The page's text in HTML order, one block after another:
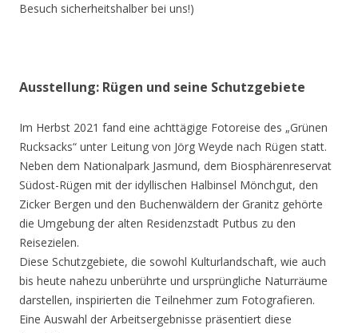
Besuch sicherheitshalber bei uns!)
Ausstellung: Rügen und seine Schutzgebiete
Im Herbst 2021 fand eine achttägige Fotoreise des „Grünen
Rucksacks“ unter Leitung von Jörg Weyde nach Rügen statt.
Neben dem Nationalpark Jasmund, dem Biosphärenreservat
Südost-Rügen mit der idyllischen Halbinsel Mönchgut, den
Zicker Bergen und den Buchenwäldern der Granitz gehörte
die Umgebung der alten Residenzstadt Putbus zu den
Reisezielen.
Diese Schutzgebiete, die sowohl Kulturlandschaft, wie auch
bis heute nahezu unberührte und ursprüngliche Naturräume
darstellen, inspirierten die Teilnehmer zum Fotografieren.
Eine Auswahl der Arbeitsergebnisse präsentiert diese